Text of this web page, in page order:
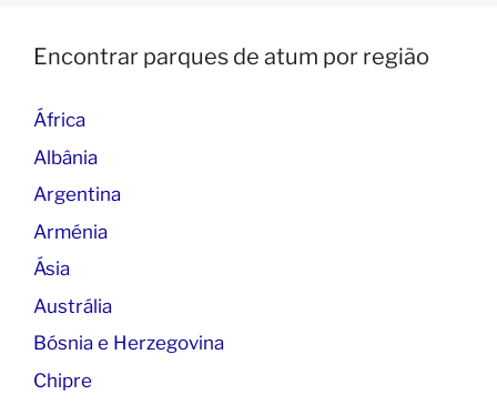
Encontrar parques de atum por região
África
Albânia
Argentina
Arménia
Ásia
Austrália
Bósnia e Herzegovina
Chipre